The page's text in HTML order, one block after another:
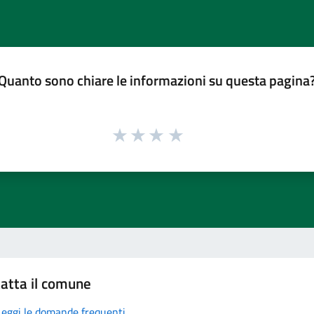
sono chiare le informazioni su questa
il comune